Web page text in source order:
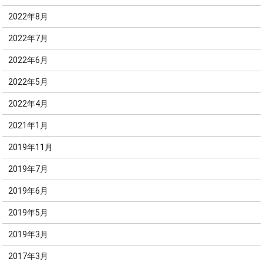
2022年8月
2022年7月
2022年6月
2022年5月
2022年4月
2021年1月
2019年11月
2019年7月
2019年6月
2019年5月
2019年3月
2017年3月